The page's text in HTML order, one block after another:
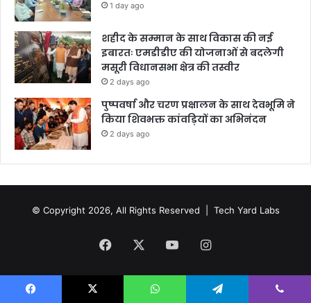
1 day ago
शहीद के सम्मान के साथ विकास की नई
इबारतः एमडीडीए की योजनाओं से बदलेगी
मसूरी विधानसभा क्षेत्र की तस्वीर
2 days ago
पुष्पवर्षा और चरण प्रक्षालन के साथ देवभूमि ने
किया शिवभक्त कांवड़ियों का अभिनंदन
2 days ago
© Copyright 2026, All Rights Reserved | Tech Yard Labs
Facebook YouTubeInstagram